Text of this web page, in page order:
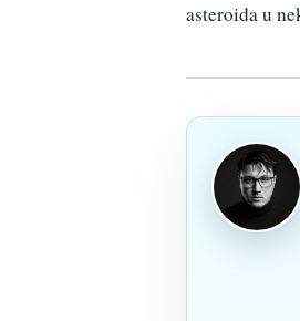
asteroida u